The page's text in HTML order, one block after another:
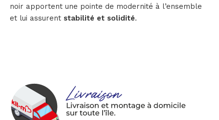
noir apportent une pointe de modernité à l’ensemble
et lui assurent stabilité et solidité.